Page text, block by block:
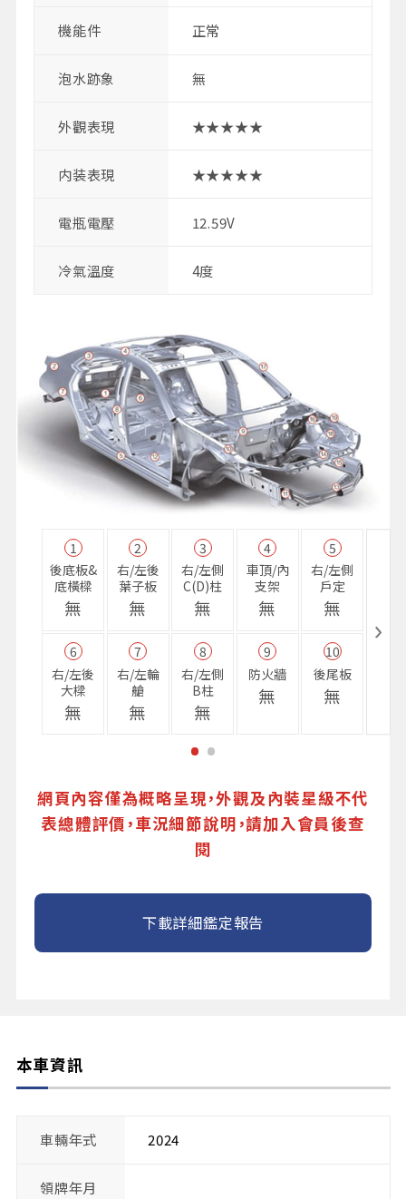
機能件 正常
泡水跡象 無
外觀表現 ★★★★★
内装表現 ★★★★★
電瓶電壓 12.59V
冷氣溫度 4度
1
後底板&
底橫樑
無
2
右/左後
葉子板
無
3
右/左側
C(D)柱
無
4
車頂/內
支架
無
5
右/左側
戶定
無
6
右/左後
大樑
無
7
右/左輪
艙
無
8
右/左側
B柱
無
9
防火牆
無
10
後尾板
無
網頁內容僅為概略呈現，外觀及內裝星級不代
表總體評價，車況細節說明，請加入會員後查
閱
下載詳細鑑定報告
本車資訊
車輛年式 2024
領牌年月